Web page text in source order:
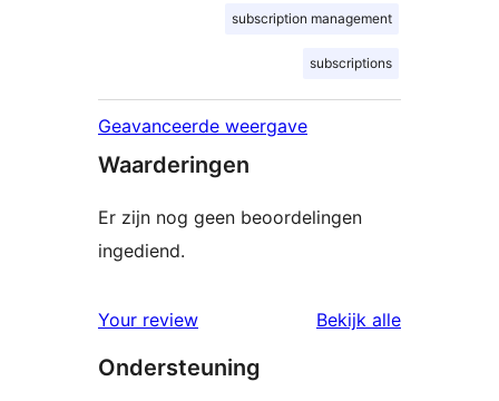
subscription management
subscriptions
Geavanceerde weergave
Waarderingen
Er zijn nog geen beoordelingen
ingediend.
Your review Bekijk alle
Ondersteuning